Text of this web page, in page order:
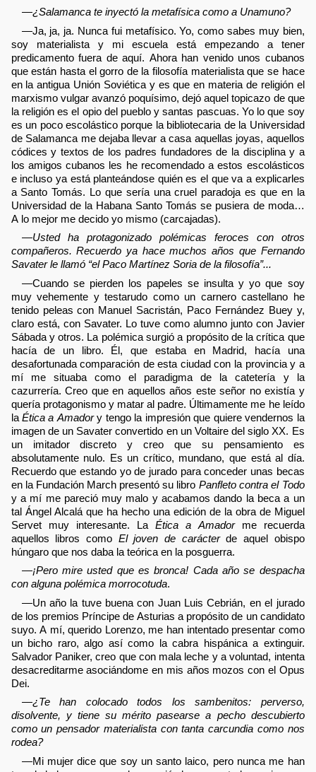
—¿Salamanca te inyectó la metafísica como a Unamuno?
—Ja, ja, ja. Nunca fui metafísico. Yo, como sabes muy bien,
soy materialista y mi escuela está empezando a tener
predicamento fuera de aquí. Ahora han venido unos cubanos
que están hasta el gorro de la filosofía materialista que se hace
en la antigua Unión Soviética y es que en materia de religión el
marxismo vulgar avanzó poquísimo, dejó aquel topicazo de que
la religión es el opio del pueblo y santas pascuas. Yo lo que soy
es un poco escolástico porque la bibliotecaria de la Universidad
de Salamanca me dejaba llevar a casa aquellas joyas, aquellos
códices y textos de los padres fundadores de la disciplina y a
los amigos cubanos les he recomendado a estos escolásticos
e incluso ya está planteándose quién es el que va a explicarles
a Santo Tomás. Lo que sería una cruel paradoja es que en la
Universidad de la Habana Santo Tomás se pusiera de moda…
A lo mejor me decido yo mismo (carcajadas).
—Usted ha protagonizado polémicas feroces con otros
compañeros. Recuerdo ya hace muchos años que Fernando
Savater le llamó “el Paco Martínez Soria de la filosofía”...
—Cuando se pierden los papeles se insulta y yo que soy
muy vehemente y testarudo como un carnero castellano he
tenido peleas con Manuel Sacristán, Paco Fernández Buey y,
claro está, con Savater. Lo tuve como alumno junto con Javier
Sábada y otros. La polémica surgió a propósito de la crítica que
hacía de un libro. Él, que estaba en Madrid, hacía una
desafortunada comparación de esta ciudad con la provincia y a
mí me situaba como el paradigma de la catetería y la
cazurrería. Creo que en aquellos años este señor no existía y
quería protagonismo y matar al padre. Últimamente me he leído
la Ética a Amadory tengo la impresión que quiere vendernos la
imagen de un Savater convertido en un Voltaire del siglo XX. Es
un imitador discreto y creo que su pensamiento es
absolutamente nulo. Es un crítico, mundano, que está al día.
Recuerdo que estando yo de jurado para conceder unas becas
en la Fundación March presentó su libro Panfleto contra el Todo
y a mí me pareció muy malo y acabamos dando la beca a un
tal Ángel Alcalá que ha hecho una edición de la obra de Miguel
Servet muy interesante. La Ética a Amadorme recuerda
aquellos libros como El joven de carácterde aquel obispo
húngaro que nos daba la teórica en la posguerra.
—¡Pero mire usted que es bronca! Cada año se despacha
con alguna polémica morrocotuda.
—Un año la tuve buena con Juan Luis Cebrián, en el jurado
de los premios Príncipe de Asturias a propósito de un candidato
suyo. A mí, querido Lorenzo, me han intentado presentar como
un bicho raro, algo así como la cabra hispánica a extinguir.
Salvador Paniker, creo que con mala leche y a voluntad, intenta
desacreditarme asociándome en mis años mozos con el Opus
Dei.
—¿Te han colocado todos los sambenitos: perverso,
disolvente, y tiene su mérito pasearse a pecho descubierto
como un pensador materialista con tanta carcundia como nos
rodea?
—Mi mujer dice que soy un santo laico, pero nunca me han